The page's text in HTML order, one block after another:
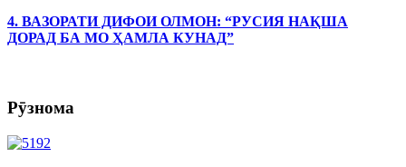
4. ВАЗОРАТИ ДИФОИ ОЛМОН: “РУСИЯ НАҚША
ДОРАД БА МО ҲАМЛА КУНАД”
Рӯзнома